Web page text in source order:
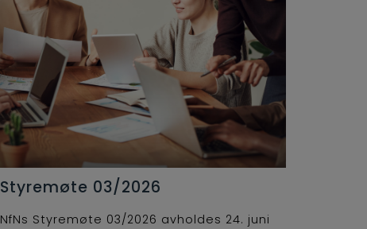
Styremøte 03/2026
NfNs Styremøte 03/2026 avholdes 24. juni